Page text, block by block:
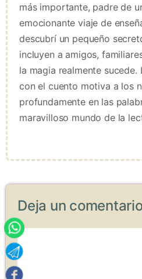
más importante, padre de
emocionante viaje de
descubrí un pequeño
incluyen a amigos,
la magia realmente
con el cuento motiva a los
profundamente en las
maravilloso mundo de la
Deja un
Comentario